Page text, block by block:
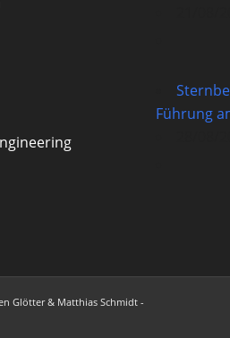
Führung
Glötter & Matthias Schmidt -